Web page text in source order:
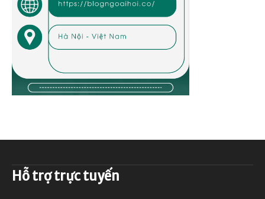
Hỗ trợ trực tuyến